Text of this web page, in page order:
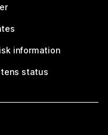
information
status